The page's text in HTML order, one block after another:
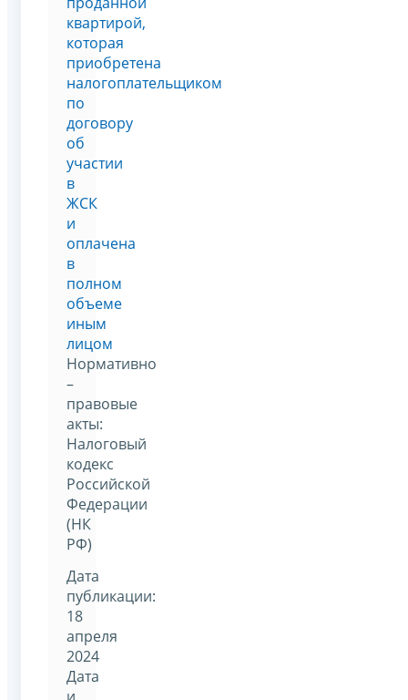
квартирой,
которая
приобретена
налогоплательщиком
по
договору
об
участии
в
ЖСК
и
оплачена
в
полном
объеме
иным
лицом
Нормативно
–
правовые
акты:
Налоговый
кодекс
Российской
Федерации
(НК
РФ)
Дата
публикации:
18
апреля
2024
Дата
и